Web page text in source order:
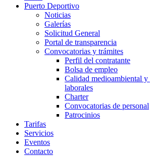
Puerto Deportivo
Noticias
Galerías
Solicitud General
Portal de transparencia
Convocatorias y trámites
Perfil del contratante
Bolsa de empleo
Calidad medioambiental
laborales
Charter
Convocatorias de personal
Patrocinios
Tarifas
Servicios
Eventos
Contacto